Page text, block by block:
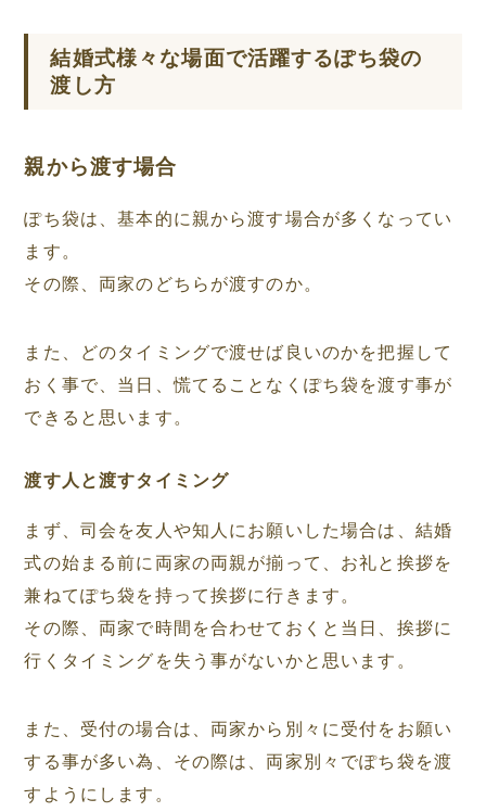
結婚式様々な場面で活躍するぽち袋の
渡し方
親から渡す場合
ぽち袋は、基本的に親から渡す場合が多くなってい
ます。
その際、両家のどちらが渡すのか。
また、どのタイミングで渡せば良いのかを把握して
おく事で、当日、慌てることなくぽち袋を渡す事が
できると思います。
渡す人と渡すタイミング
まず、司会を友人や知人にお願いした場合は、結婚
式の始まる前に両家の両親が揃って、お礼と挨拶を
兼ねてぽち袋を持って挨拶に行きます。
その際、両家で時間を合わせておくと当日、挨拶に
行くタイミングを失う事がないかと思います。
また、受付の場合は、両家から別々に受付をお願い
する事が多い為、その際は、両家別々でぽち袋を渡
すようにします。